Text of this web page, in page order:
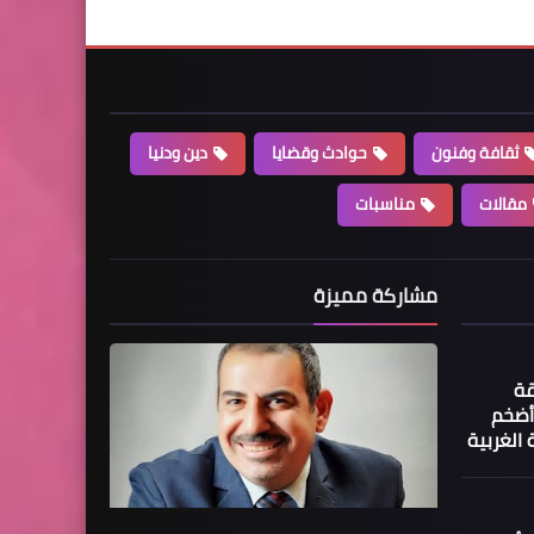
ثقافة وفنون حوادث وقضايا
دين ودنيا
مقالات مناسبات
مشاركة مميزة